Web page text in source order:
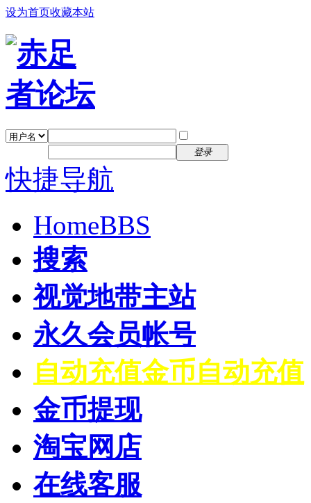
设为首页收藏本站
登录
快捷导航
HomeBBS
搜索
视觉地带主站
永久会员帐号
自动充值金币自动充值
金币提现
淘宝网店
在线客服